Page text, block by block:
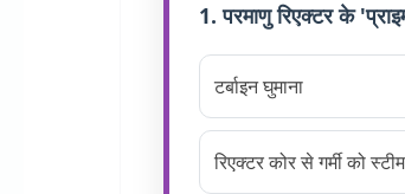
1. परमाणु रिएक्टर के
टर्बाइन घुमाना
रिएक्टर कोर से गर्मी को